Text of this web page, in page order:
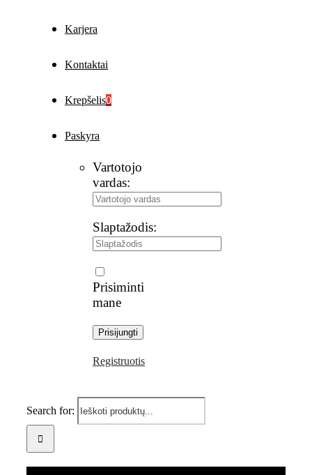
Karjera
Kontaktai
Krepšelis0
Paskyra
Vartotojo
vardas:
Slaptažodis:
Prisiminti
mane
Registruotis
Search for: